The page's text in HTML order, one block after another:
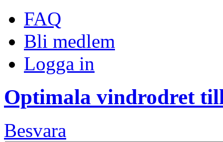
FAQ
Bli medlem
Logga in
Optimala vindrodret
Besvara